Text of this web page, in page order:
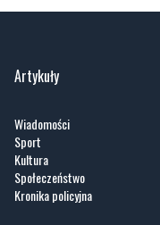
Artykuły
Wiadomości
Sport
Kultura
Społeczeństwo
Kronika policyjna